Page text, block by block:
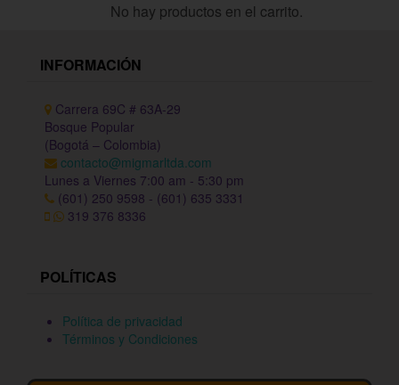
No hay productos en el carrito.
INFORMACIÓN
Carrera 69C # 63A-29
Bosque Popular
(Bogotá – Colombia)
contacto@migmarltda.com
Lunes a Viernes 7:00 am - 5:30 pm
(601) 250 9598 - (601) 635 3331
319 376 8336
POLÍTICAS
Política de privacidad
Términos y Condiciones